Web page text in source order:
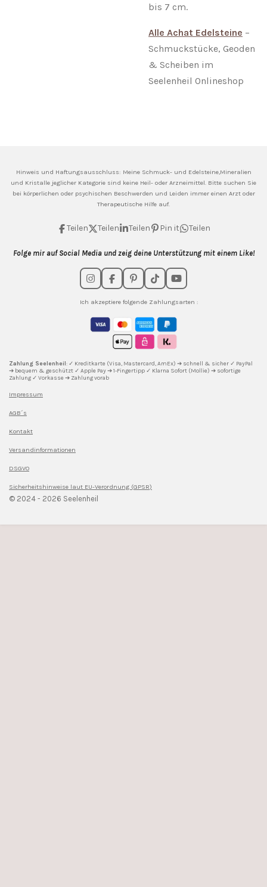
bis 7 cm.
Alle Achat Edelsteine –
Schmuckstücke, Geoden
& Scheiben im
Seelenheil Onlineshop
Hinweis und Haftungsausschluss: MeineSchmuck- und Edelsteine,Mineralien
und Kristalle jeglicher Kategorie sind keine Heil- oder Arzneimittel. Bitte suchen Sie
bei körperlichen oder psychischen Beschwerden und Leiden immer einen Arzt oder
Therapeutische Hilfe auf.
Teilen Teilen Teilen Pin it Teilen
Folge mir auf Social Media und zeig deine Unterstützung mit einem Like!
I
n
s
a
g
F
a
c
o
o
k
P
i
n
e
r
e
s
T
i
k
o
k
Y
o
u
u
b
e
Ich akzeptiere folgende Zahlungsarten :
Zahlung Seelenheil: ✓ Kreditkarte (Visa, Mastercard, AmEx) ➔ schnell & sicher ✓ PayPal
➔ bequem & geschützt ✓ Apple Pay ➔ 1-Fingertipp ✓ Klarna Sofort (Mollie) ➔ sofortige
Zahlung ✓ Vorkasse ➔ Zahlung vorab
Impressum
AGB´s
Kontakt
Versandinformationen
DSGVO
Sicherheitshinweise laut EU-Verordnung (GPSR)
© 2024 - 2026 Seelenheil